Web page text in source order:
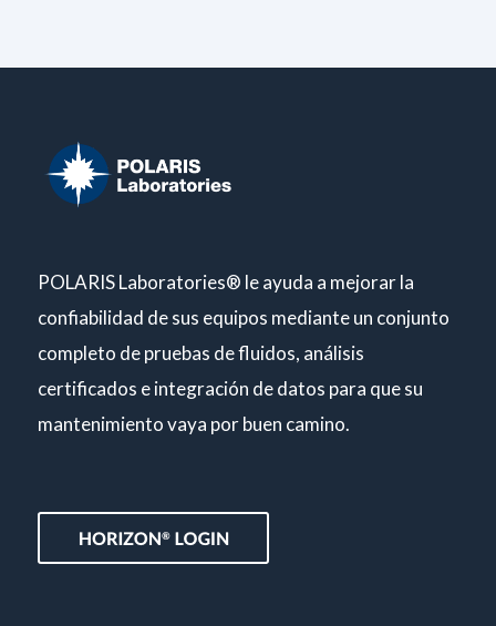
POLARIS Laboratories® le ayuda a mejorar la
confiabilidad de sus equipos mediante un conjunto
completo de pruebas de fluidos, análisis
certificados e integración de datos para que su
mantenimiento vaya por buen camino.